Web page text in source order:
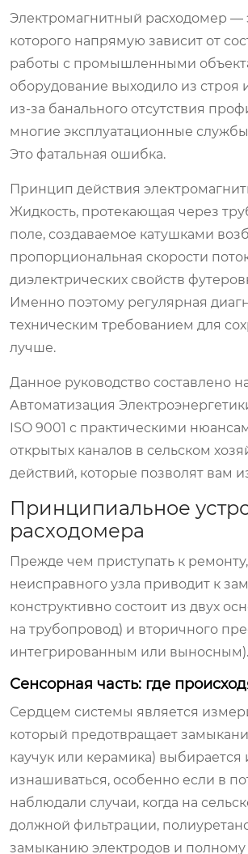
Электромагнитный расходомер —
которого напрямую зависит от
работы с промышленными
оборудование выходило из строя
из-за банального отсутствия
многие эксплуатационные
Это фатальная ошибка.
Принцип действия
Жидкость, протекающая через
поле, создаваемое катушками
пропорциональная скорости
диэлектрических свойств
Именно поэтому регулярная
техническим требованием для
лучше.
Данное руководство составлено
Автоматизация
ISO 9001 с практическими
открытых каналов в сельском
действий, которые позволят вам
Принципиальное
расходомера
Прежде чем приступать к
неисправного узла приводит к
конструктивно состоит из двух
на трубопровод) и вторичного
интегрированным или выносным).
Сенсорная часть: где
Сердцем системы является
который предотвращает
каучук или керамика)
изнашиваться, особенно если в
наблюдали случаи, когда на
должной фильтрации,
замыканию электродов и полному